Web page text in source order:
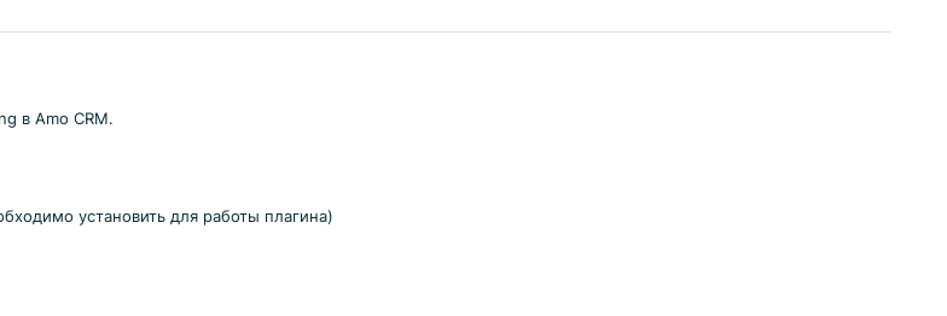
в Amo CRM.
установить для работы плагина)